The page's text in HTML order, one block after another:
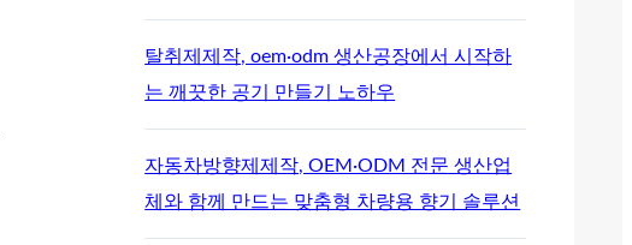
탈취제제작, oem·odm 생산공장에서 시작하
는 깨끗한 공기 만들기 노하우
자동차방향제제작, OEM·ODM 전문 생산업
체와 함께 만드는 맞춤형 차량용 향기 솔루션